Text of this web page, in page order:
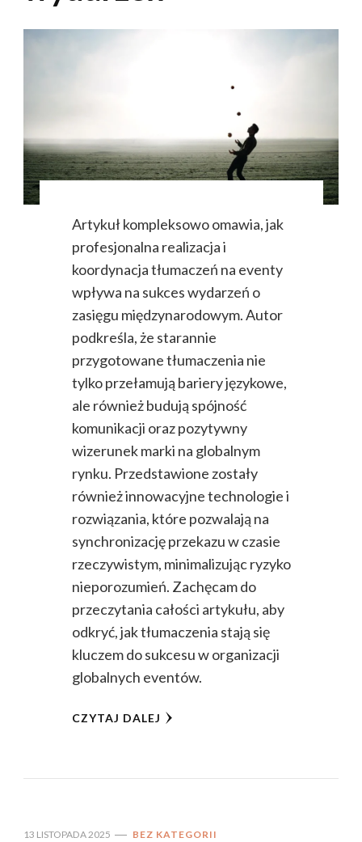
Artykuł kompleksowo omawia, jak
profesjonalna realizacja i
koordynacja tłumaczeń na eventy
wpływa na sukces wydarzeń o
zasięgu międzynarodowym. Autor
podkreśla, że starannie
przygotowane tłumaczenia nie
tylko przełamują bariery językowe,
ale również budują spójność
komunikacji oraz pozytywny
wizerunek marki na globalnym
rynku. Przedstawione zostały
również innowacyjne technologie i
rozwiązania, które pozwalają na
synchronizację przekazu w czasie
rzeczywistym, minimalizując ryzyko
nieporozumień. Zachęcam do
przeczytania całości artykułu, aby
odkryć, jak tłumaczenia stają się
kluczem do sukcesu w organizacji
globalnych eventów.
CZYTAJ DALEJ
13 LISTOPADA 2025 BEZ KATEGORII